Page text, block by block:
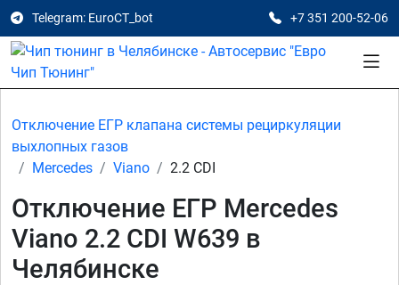
Telegram: EuroCT_bot +7 351 200-52-06
Отключение ЕГР клапана системы рециркуляции
выхлопных газов
Mercedes
Viano 2.2 CDI
Отключение ЕГР Mercedes
Viano 2.2 CDI W639 в
Челябинске